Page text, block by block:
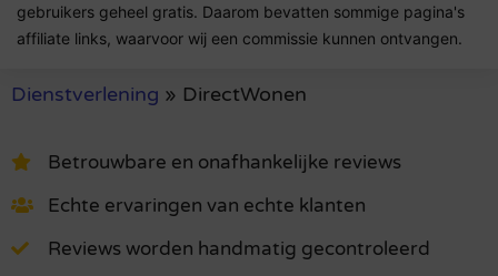
gebruikers geheel gratis. Daarom bevatten sommige pagina's
affiliate links, waarvoor wij een commissie kunnen ontvangen.
Dienstverlening » DirectWonen
Betrouwbare en onafhankelijke reviews
Echte ervaringen van echte klanten
Reviews worden handmatig gecontroleerd